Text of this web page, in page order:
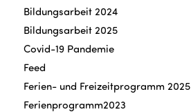
Bildungsarbeit 2024
Bildungsarbeit 2025
Covid-19 Pandemie
Feed
Ferien- und Freizeitprogramm 2025
Ferienprogramm2023